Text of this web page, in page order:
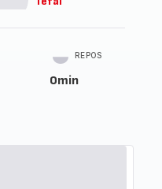
REPOS
0min